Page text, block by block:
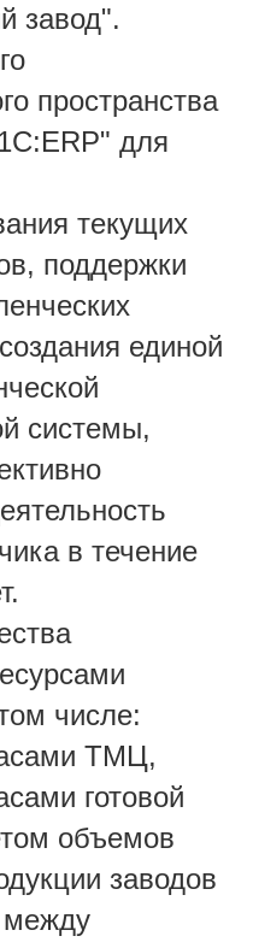
завод".
пространства
для
текущих
поддержки
единой
системы,
в течение
числе:
ТМЦ,
готовой
объемов
заводов